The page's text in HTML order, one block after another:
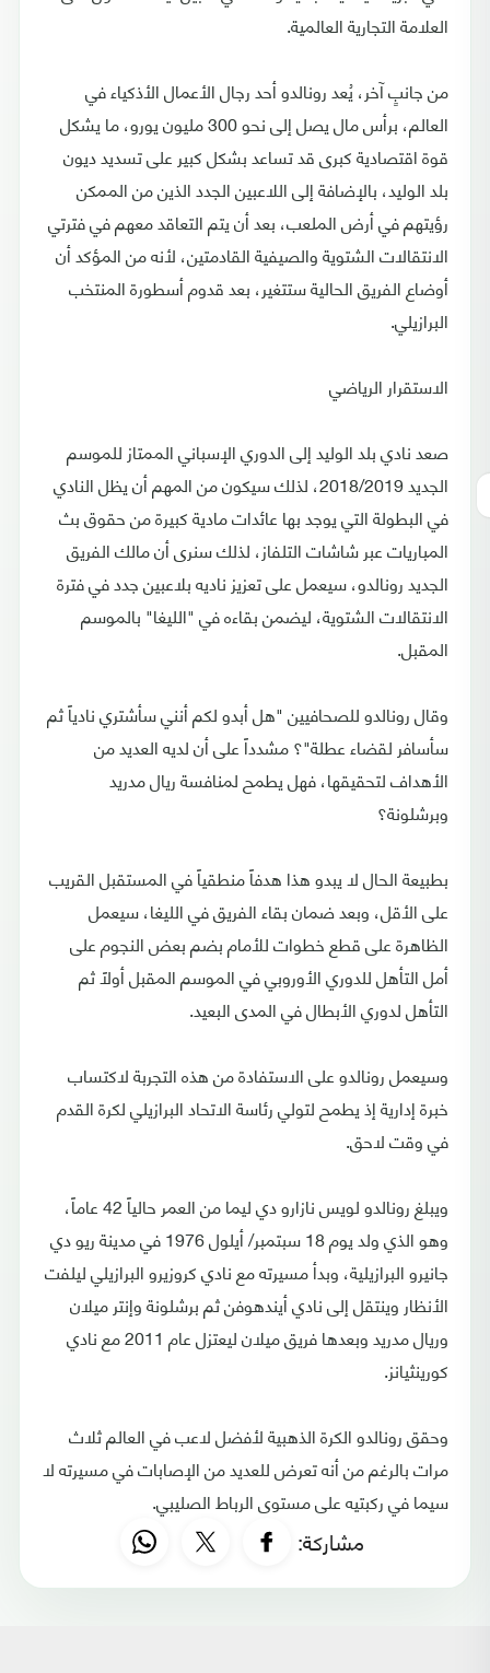
العلامة التجارية العالمية.
من جانبٍ آخر، يُعد رونالدو أحد رجال الأعمال الأذكياء في
العالم، برأس مال يصل إلى نحو 300 مليون يورو، ما يشكل
قوة اقتصادية كبرى قد تساعد بشكل كبير على تسديد ديون
بلد الوليد، بالإضافة إلى اللاعبين الجدد الذين من الممكن
رؤيتهم في أرض الملعب، بعد أن يتم التعاقد معهم في فترتي
الانتقالات الشتوية والصيفية القادمتين، لأنه من المؤكد أن
أوضاع الفريق الحالية ستتغير، بعد قدوم أسطورة المنتخب
البرازيلي.
الاستقرار الرياضي
صعد نادي بلد الوليد إلى الدوري الإسباني الممتاز للموسم
الجديد 2018/2019، لذلك سيكون من المهم أن يظل النادي
في البطولة التي يوجد بها عائدات مادية كبيرة من حقوق بث
المباريات عبر شاشات التلفاز، لذلك سنرى أن مالك الفريق
الجديد رونالدو، سيعمل على تعزيز ناديه بلاعبين جدد في فترة
الانتقالات الشتوية، ليضمن بقاءه في "الليغا" بالموسم
المقبل.
وقال رونالدو للصحافيين "هل أبدو لكم أنني سأشتري نادياً ثم
سأسافر لقضاء عطلة"؟ مشدداً على أن لديه العديد من
الأهداف لتحقيقها، فهل يطمح لمنافسة ريال مدريد
وبرشلونة؟
بطبيعة الحال لا يبدو هذا هدفاً منطقياً في المستقبل القريب
على الأقل، وبعد ضمان بقاء الفريق في الليغا، سيعمل
الظاهرة على قطع خطوات للأمام بضم بعض النجوم على
أمل التأهل للدوري الأوروبي في الموسم المقبل أولاً ثم
التأهل لدوري الأبطال في المدى البعيد.
وسيعمل رونالدو على الاستفادة من هذه التجربة لاكتساب
خبرة إدارية إذ يطمح لتولي رئاسة الاتحاد البرازيلي لكرة القدم
في وقت لاحق.
ويبلغ رونالدو لويس نازارو دي ليما من العمر حالياً 42 عاماً،
وهو الذي ولد يوم 18 سبتمبر/ أيلول 1976 في مدينة ريو دي
جانيرو البرازيلية، وبدأ مسيرته مع نادي كروزيرو البرازيلي ليلفت
الأنظار وينتقل إلى نادي أيندهوفن ثم برشلونة وإنتر ميلان
وريال مدريد وبعدها فريق ميلان ليعتزل عام 2011 مع نادي
كورينثيانز.
وحقق رونالدو الكرة الذهبية لأفضل لاعب في العالم ثلاث
مرات بالرغم من أنه تعرض للعديد من الإصابات في مسيرته لا
سيما في ركبتيه على مستوى الرباط الصليبي.
مشاركة: